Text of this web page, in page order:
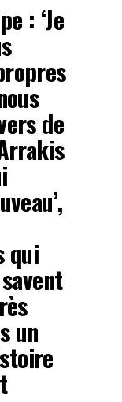
: ‘Je
de
qui
un